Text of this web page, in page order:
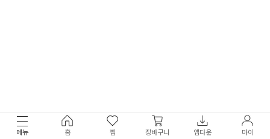
메뉴 홈 찜 장바구니 앱다운 마이